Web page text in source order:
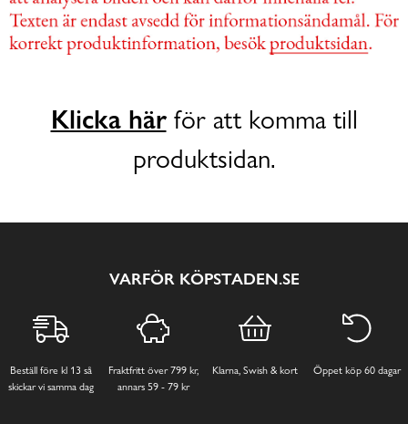
Klicka härför att komma till
produktsidan.
VARFÖR KÖPSTADEN.SE
Beställ före kl 13 så
skickar vi samma dag
Fraktfritt över 799 kr,
annars 59 - 79 kr
Klarna, Swish & kort Öppet köp 60 dagar